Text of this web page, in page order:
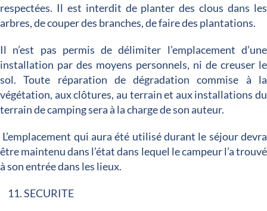
respectées. Il est interdit de planter des clous dans les
arbres, de couper des branches, de faire des plantations.
Il n’est pas permis de délimiter l’emplacement d’une
installation par des moyens personnels, ni de creuser le
sol. Toute réparation de dégradation commise à la
végétation, aux clôtures, au terrain et aux installations du
terrain de camping sera à la charge de son auteur.
L’emplacement qui aura été utilisé durant le séjour devra
être maintenu dans l’état dans lequel le campeur l’a trouvé
à son entrée dans les lieux.
SECURITE